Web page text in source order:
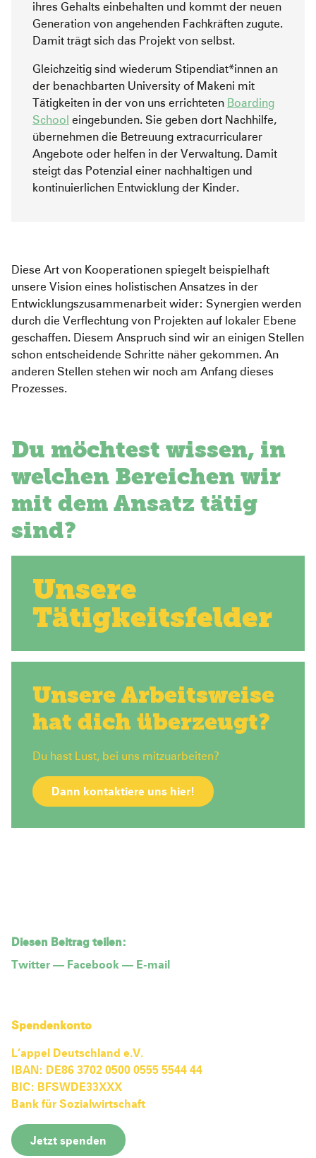
ihres Gehalts einbehalten und kommt der neuen
Generation von angehenden Fachkräften zugute.
Damit trägt sich das Projekt von selbst.
Gleichzeitig sind wiederum Stipendiat*innen an
der benachbarten University of Makeni mit
Tätigkeiten in der von uns errichteten Boarding
School eingebunden. Sie geben dort Nachhilfe,
übernehmen die Betreuung extracurricularer
Angebote oder helfen in der Verwaltung. Damit
steigt das Potenzial einer nachhaltigen und
kontinuierlichen Entwicklung der Kinder.
Diese Art von Kooperationen spiegelt beispielhaft
unsere Vision eines holistischen Ansatzes in der
Entwicklungszusammenarbeit wider: Synergien werden
durch die Verflechtung von Projekten auf lokaler Ebene
geschaffen. Diesem Anspruch sind wir an einigen Stellen
schon entscheidende Schritte näher gekommen. An
anderen Stellen stehen wir noch am Anfang dieses
Prozesses.
Du möchtest wissen, in
welchen Bereichen wir
mit dem Ansatz tätig
sind?
Unsere
Tätigkeitsfelder
Unsere Arbeitsweise
hat dich überzeugt?
Du hast Lust, bei uns mitzuarbeiten?
Dann kontaktiere uns hier!
Diesen Beitrag teilen:
Twitter — Facebook — E-mail
Spendenkonto
L’appel Deutschland e.V.
IBAN: DE86 3702 0500 0555 5544 44
BIC: BFSWDE33XXX
Bank für Sozialwirtschaft
Jetzt spenden